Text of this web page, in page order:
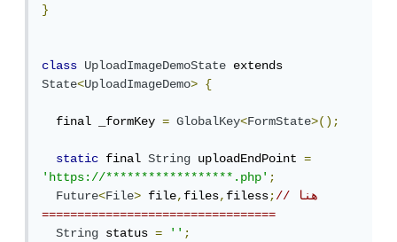
}
class UploadImageDemoState
State<UploadImageDemo> {
  final _formKey
= GlobalKey<FormState>();
static final String uploadEndPoint =
'https://******************.php';
Future<File> file,files,filess;// هنا
=================================
String status = '';